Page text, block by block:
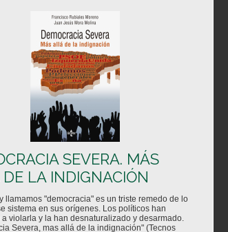
SEVERA. MÁS
LA INDIGNACIÓN
llamamos "democracia" es un triste remedo de lo
sistema en sus orígenes. Los políticos han
violarla y la han desnaturalizado y desarmado.
Severa, mas allá de la indignación" (Tecnos